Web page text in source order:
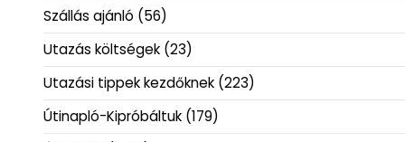
Szállás ajánló (56)
Utazás költségek (23)
Utazási tippek kezdőknek (223)
Útinapló-Kipróbáltuk (179)